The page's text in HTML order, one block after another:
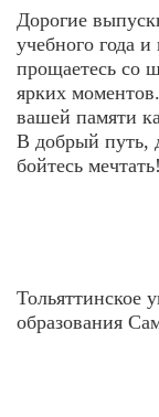
Дорогие
учебного года
прощаетесь со
ярких
вашей памяти
В добрый путь,
бойтесь мечтать!
Тольяттинское
образования